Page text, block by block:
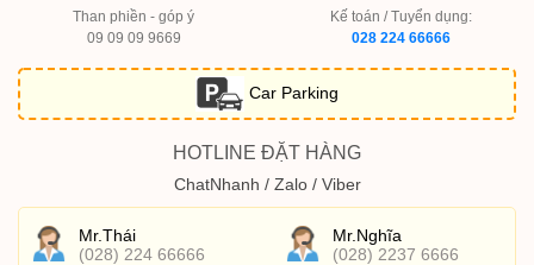
Than phiền - góp ý
09 09 09 9669
Kế toán / Tuyển dụng:
028 224 66666
Car Parking
HOTLINE ĐẶT HÀNG
ChatNhanh / Zalo / Viber
Mr.Thái
(028) 224 66666
Mr.Nghĩa
(028) 2237 6666